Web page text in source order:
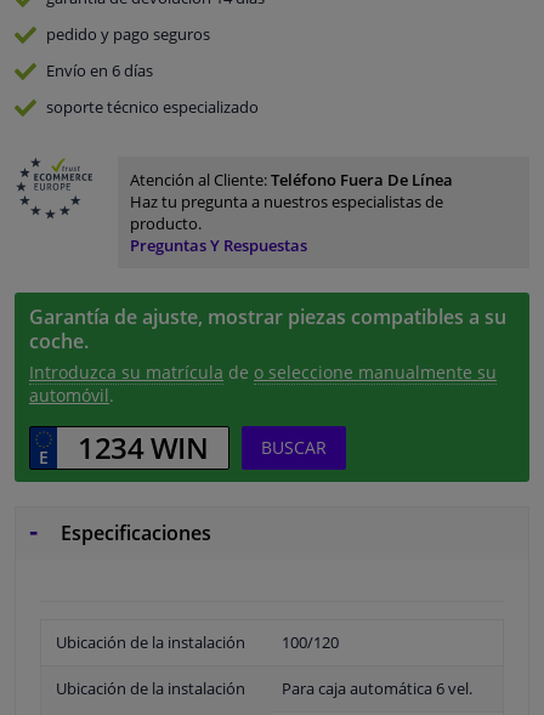
pedido y pago seguros
Envío en 6 días
soporte técnico especializado
Atención al Cliente:Teléfono Fuera De Línea
Haz tu pregunta a nuestros especialistas de
producto.
Preguntas Y Respuestas
Garantía de ajuste, mostrar piezas compatibles a su
coche.
Introduzca su matrícula de o seleccione manualmente su
automóvil.
BUSCAR
Especificaciones
Ubicación de la instalación 100/120
Ubicación de la instalación Para caja automática 6 vel.